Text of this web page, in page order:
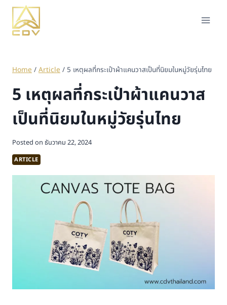
Home / Article / 5 เหตุผลที่กระเป๋าผ้าแคนวาสเป็นที่นิยมในหมู่วัยรุ่นไทย
5 เหตุผลที่กระเป๋าผ้าแคนวาส
เป็นที่นิยมในหมู่วัยรุ่นไทย
Posted on ธันวาคม 22, 2024
ARTICLE